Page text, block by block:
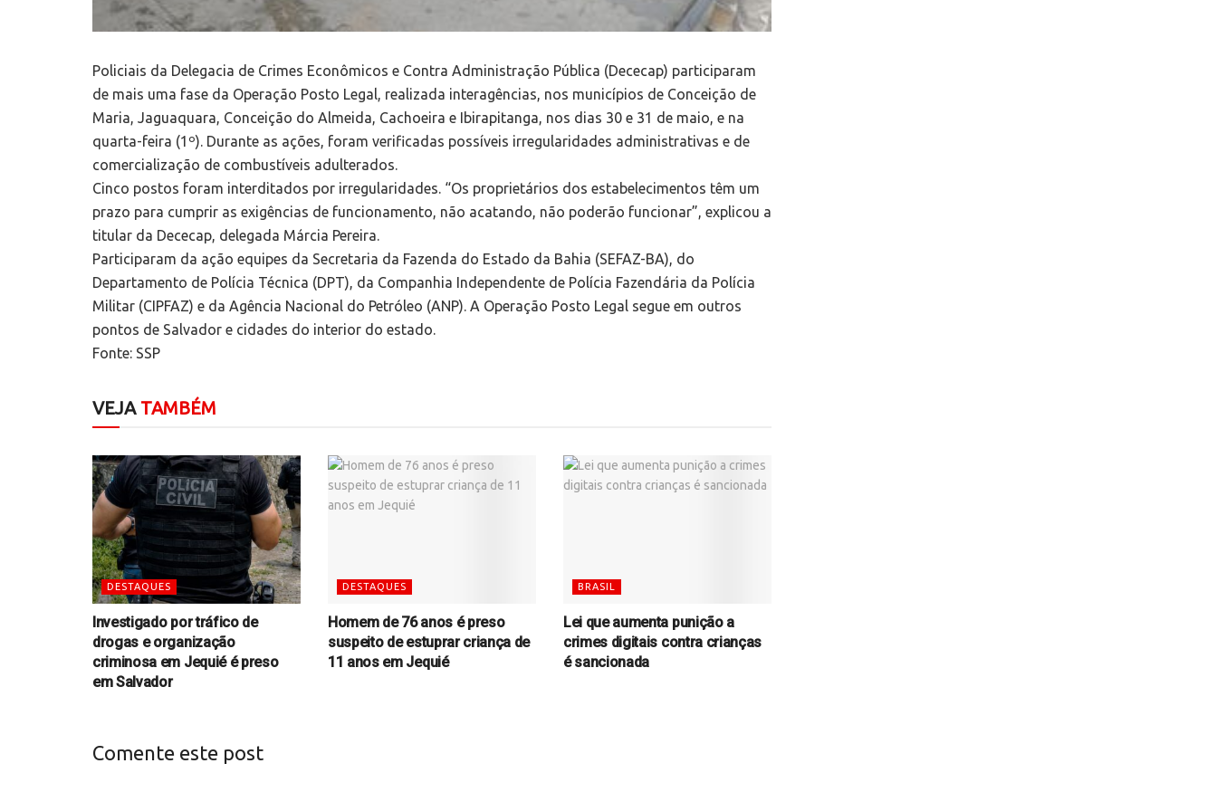
Policiais da Delegacia de Crimes Econômicos e Contra Administração Pública (Dececap) participaram
de mais uma fase da Operação Posto Legal, realizada interagências, nos municípios de Conceição de
Maria, Jaguaquara, Conceição do Almeida, Cachoeira e Ibirapitanga, nos dias 30 e 31 de maio, e na
quarta-feira (1º). Durante as ações, foram verificadas possíveis irregularidades administrativas e de
comercialização de combustíveis adulterados.
Cinco postos foram interditados por irregularidades. “Os proprietários dos estabelecimentos têm um
prazo para cumprir as exigências de funcionamento, não acatando, não poderão funcionar”, explicou a
titular da Dececap, delegada Márcia Pereira.
Participaram da ação equipes da Secretaria da Fazenda do Estado da Bahia (SEFAZ-BA), do
Departamento de Polícia Técnica (DPT), da Companhia Independente de Polícia Fazendária da Polícia
Militar (CIPFAZ) e da Agência Nacional do Petróleo (ANP). A Operação Posto Legal segue em outros
pontos de Salvador e cidades do interior do estado.
Fonte: SSP
VEJATAMBÉM
DESTAQUES
Investigado por tráfico de
drogas e organização
criminosa em Jequié é preso
em Salvador
DESTAQUES
Homem de 76 anos é preso
suspeito de estuprar criança de
11 anos em Jequié
BRASIL
Lei que aumenta punição a
crimes digitais contra crianças
é sancionada
Comente este post